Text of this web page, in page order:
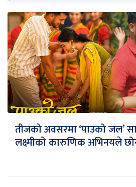
तीजको अवसरमा ‘पाउको जल’
लक्ष्मीको कारुणिक अभिनयले